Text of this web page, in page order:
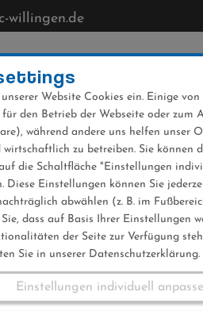
willingen.de
Website Cookies ein. Einige
für den Betrieb der Webseite oder zum
während andere uns helfen unser
wirtschaftlich zu betreiben. Sie können
die Schaltfläche "Einstellungen
Diese Einstellungen können Sie
abwählen (z. B. im
dass auf Basis Ihrer Einstellungen
der Seite zur Verfügung
Sie in unserer Datenschutzerklärung.
Einstellungen individuell